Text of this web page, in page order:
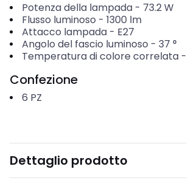
Potenza della lampada- 73.2W
Flusso luminoso - 1300 lm
Attacco lampada- E27
Angolo del fascio luminoso - 37 °
Temperatura di colore correlata-
Confezione
6 PZ
Dettaglio prodotto